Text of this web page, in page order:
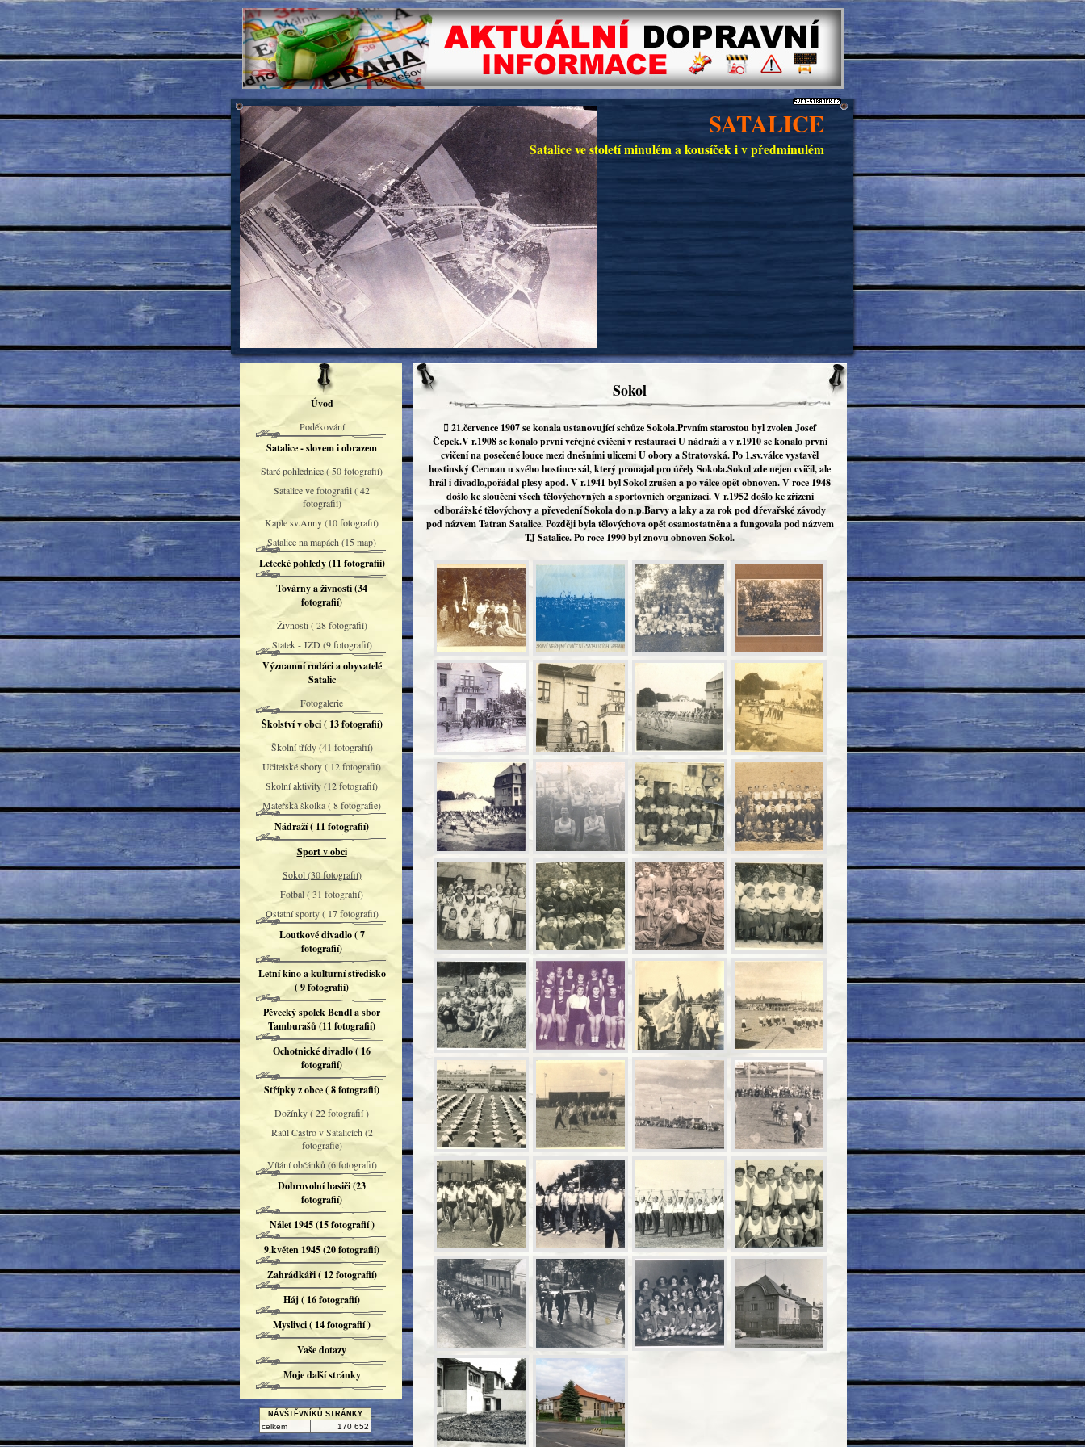
SATALICE
Satalice ve století minulém a kousíček i v předminulém
Sokol
 21.července 1907 se konala ustanovující schůze Sokola.Prvním starostou byl zvolen Josef
Čepek.V r.1908 se konalo první veřejné cvičení v restauraci U nádraží a v r.1910 se konalo první
cvičení na posečené louce mezi dnešními ulicemi U obory a Stratovská. Po 1.sv.válce vystavěl
hostinský Cerman u svého hostince sál, který pronajal pro účely Sokola.Sokol zde nejen cvičil, ale
hrál i divadlo,pořádal plesy apod. V r.1941 byl Sokol zrušen a po válce opět obnoven. V roce 1948
došlo ke sloučení všech tělovýchovných a sportovních organizací. V r.1952 došlo ke zřízení
odborářské tělovýchovy a převedení Sokola do n.p.Barvy a laky a za rok pod dřevařské závody
pod názvem Tatran Satalice. Později byla tělovýchova opět osamostatněna a fungovala pod názvem
TJ Satalice. Po roce 1990 byl znovu obnoven Sokol.
Úvod
Poděkování
Satalice - slovem i obrazem
Staré pohlednice ( 50 fotografií)
Satalice ve fotografii ( 42
fotografií)
Kaple sv.Anny (10 fotografií)
Satalice na mapách (15 map)
Letecké pohledy (11 fotografií)
Továrny a živnosti (34
fotografií)
Živnosti ( 28 fotografií)
Statek - JZD (9 fotografií)
Významní rodáci a obyvatelé
Satalic
Fotogalerie
Školství v obci ( 13 fotografií)
Školní třídy (41 fotografií)
Učitelské sbory ( 12 fotografií)
Školní aktivity (12 fotografií)
Mateřská školka ( 8 fotografie)
Nádraží ( 11 fotografií)
Sport v obci
Sokol (30 fotografií)
Fotbal ( 31 fotografií)
Ostatní sporty ( 17 fotografií)
Loutkové divadlo ( 7
fotografií)
Letní kino a kulturní středisko
( 9 fotografií)
Pěvecký spolek Bendl a sbor
Tamburašů (11 fotografií)
Ochotnické divadlo ( 16
fotografií)
Střípky z obce ( 8 fotografií)
Dožínky ( 22 fotografií )
Raúl Castro v Satalicích (2
fotografie)
Vítání občánků (6 fotografií)
Dobrovolní hasiči (23
fotografií)
Nálet 1945 (15 fotografií )
9.květen 1945 (20 fotografií)
Zahrádkáři ( 12 fotografií)
Háj ( 16 fotografií)
Myslivci ( 14 fotografií )
Vaše dotazy
Moje další stránky
NÁVŠTĚVNÍKŮ STRÁNKY
celkem 170 652